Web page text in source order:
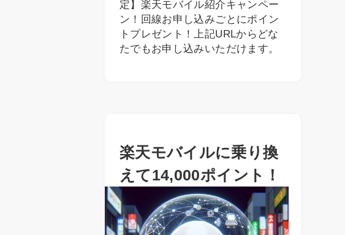
定】楽天モバイル紹介キャンペー
ン！回線お申し込みごとにポイン
トプレゼント！上記URLからどな
たでもお申し込みいただけます。
楽天モバイルに乗り換
えて14,000ポイント！